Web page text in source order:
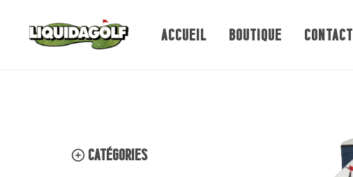
ACCUEIL BOUTIQUE CONTACT
Catégories